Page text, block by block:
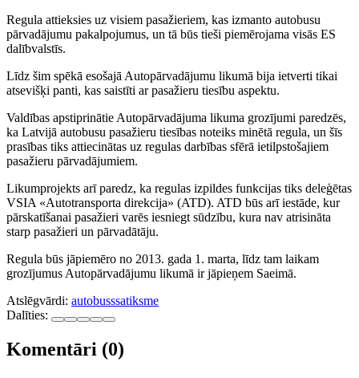
Regula attieksies uz visiem pasažieriem, kas izmanto autobusu
pārvadājumu pakalpojumus, un tā būs tieši piemērojama visās ES
dalībvalstīs.
Līdz šim spēkā esošajā Autopārvadājumu likumā bija ietverti tikai
atsevišķi panti, kas saistīti ar pasažieru tiesību aspektu.
Valdības apstiprinātie Autopārvadājuma likuma grozījumi paredzēs,
ka Latvijā autobusu pasažieru tiesības noteiks minētā regula, un šīs
prasības tiks attiecinātas uz regulas darbības sfērā ietilpstošajiem
pasažieru pārvadājumiem.
Likumprojekts arī paredz, ka regulas izpildes funkcijas tiks deleģētas
VSIA «Autotransporta direkcija» (ATD). ATD būs arī iestāde, kur
pārskatīšanai pasažieri varēs iesniegt sūdzību, kura nav atrisināta
starp pasažieri un pārvadātāju.
Regula būs jāpiemēro no 2013. gada 1. marta, līdz tam laikam
grozījumus Autopārvadājumu likumā ir jāpieņem Saeimā.
Atslēgvārdi: autobusssatiksme
Dalīties:
Komentāri (0)